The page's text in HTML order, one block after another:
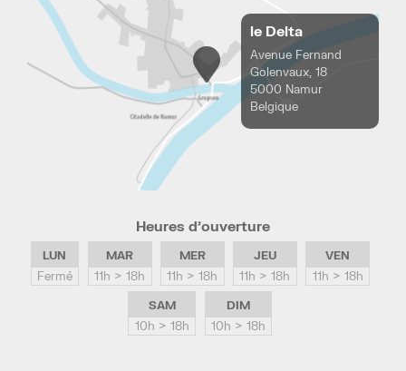
le Delta
Avenue Fernand
Golenvaux, 18
5000 Namur
Belgique
Heures d’ouverture
LUN
Fermé
MAR
11h > 18h
MER
11h > 18h
JEU
11h > 18h
VEN
11h > 18h
SAM
10h > 18h
DIM
10h > 18h